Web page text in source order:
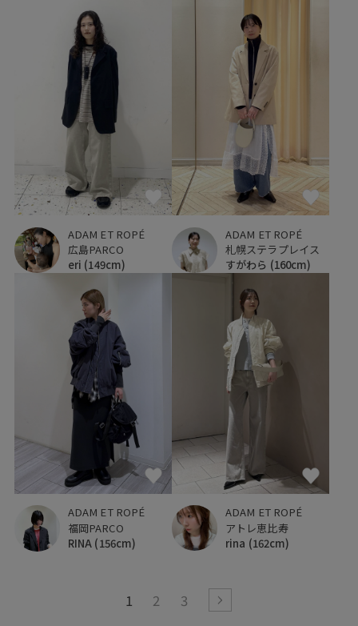
ADAM ET ROPÉ
広島PARCO
eri (149cm)
ADAM ET ROPÉ
札幌ステラプレイス
すがわら (160cm)
ADAM ET ROPÉ
福岡PARCO
RINA (156cm)
ADAM ET ROPÉ
アトレ恵比寿
rina (162cm)
1 2 3